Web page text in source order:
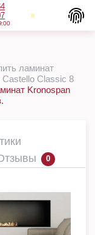
ламинат
Castello Classic 8
Kronospan
0